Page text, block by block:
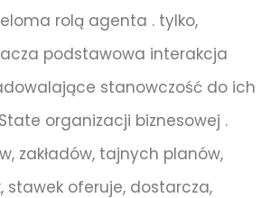
rolą agenta . tylko,
podstawowa interakcja
stanowczość do ich
organizacji biznesowej .
zakładów, tajnych planów,
stawek oferuje, dostarcza,